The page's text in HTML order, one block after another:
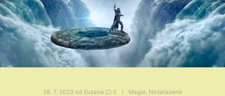
28. 7. 2023od Zuzana 0 Magie, Nezařazené